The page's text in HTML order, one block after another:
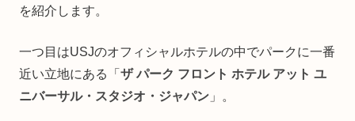
を紹介します。
一つ目はUSJのオフィシャルホテルの中でパークに一番
近い立地にある「 ザ パーク フロント ホテル アット ユ
ニバーサル・スタジオ・ジャパン 」。